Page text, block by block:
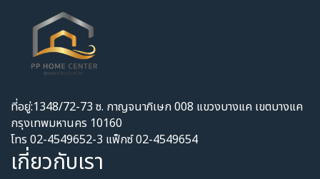
ที่อยู่:1348/72-73 ซ. กาญจนาภิเษก 008 แขวงบางแค เขตบางแค
กรุงเทพมหานคร 10160
โทร 02-4549652-3 แฟ็กซ์ 02-4549654
เกี่ยวกับเรา